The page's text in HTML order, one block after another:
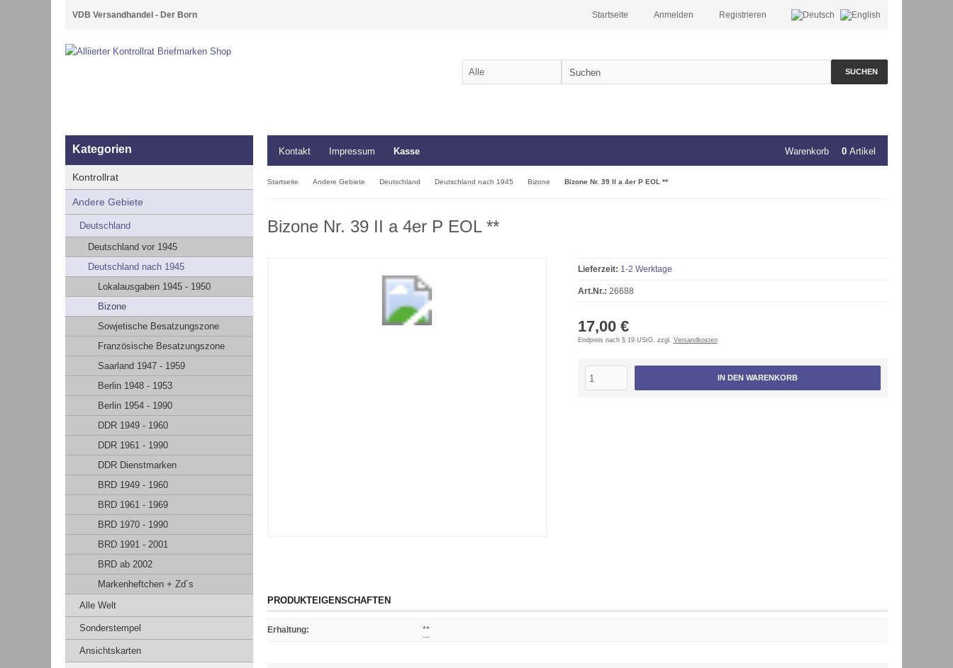
VDB Versandhandel - Der Born Registrieren
Anmelden
Startseite
SUCHEN
Kontakt Impressum Kasse Warenkorb 0 Artikel
Startseite Andere Gebiete Deutschland Deutschland nach 1945 Bizone Bizone Nr. 39 II a 4er P EOL **
Bizone Nr. 39 II a 4er P EOL **
Lieferzeit: 1-2 Werktage
Art.Nr.: 26688
17,00 €
Endpreis nach § 19 UStG. zzgl. Versandkosten
IN DEN WARENKORB
PRODUKTEIGENSCHAFTEN
Erhaltung: **
Kategorien
Kontrollrat
Andere Gebiete
Deutschland
Deutschland vor 1945
Deutschland nach 1945
Lokalausgaben 1945 - 1950
Bizone
Sowjetische Besatzungszone
Französische Besatzungszone
Saarland 1947 - 1959
Berlin 1948 - 1953
Berlin 1954 - 1990
DDR 1949 - 1960
DDR 1961 - 1990
DDR Dienstmarken
BRD 1949 - 1960
BRD 1961 - 1969
BRD 1970 - 1990
BRD 1991 - 2001
BRD ab 2002
Markenheftchen + Zd´s
Alle Welt
Sonderstempel
Ansichtskarten